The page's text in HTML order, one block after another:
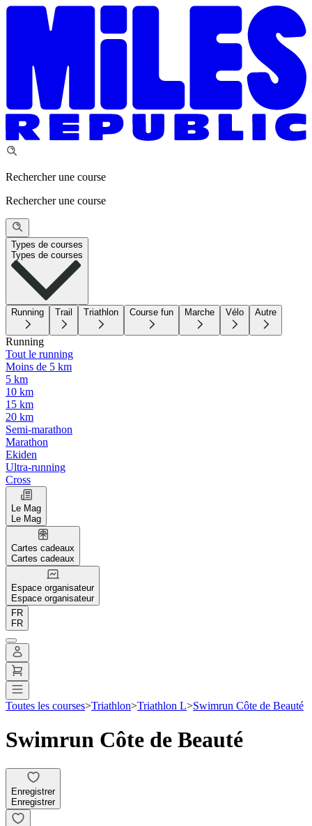
Rechercher une course
Rechercher une course
Types de courses
Types de courses
Running Trail Triathlon Course fun Marche Vélo Autre
Running
Tout le running
Moins de 5 km
5 km
10 km
15 km
20 km
Semi-marathon
Marathon
Ekiden
Ultra-running
Cross
Le Mag
Le Mag
Cartes cadeaux
Cartes cadeaux
Espace organisateur
Espace organisateur
FR
FR
Toutes les courses>Triathlon>Triathlon L>Swimrun Côte de Beauté
Swimrun Côte de Beauté
Enregistrer
Enregistrer